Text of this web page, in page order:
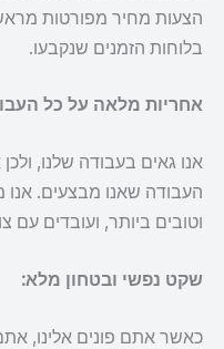
הצעות מחיר מפורטות
בלוחות הזמנים שנקבעו.
אחריות מלאה על כל
אנו גאים בעבודה שלנו,
העבודה שאנו מבצעים.
וטובים ביותר, ועובדים עם
שקט נפשי ובטחון מלא:
כאשר אתם פונים אלינו,